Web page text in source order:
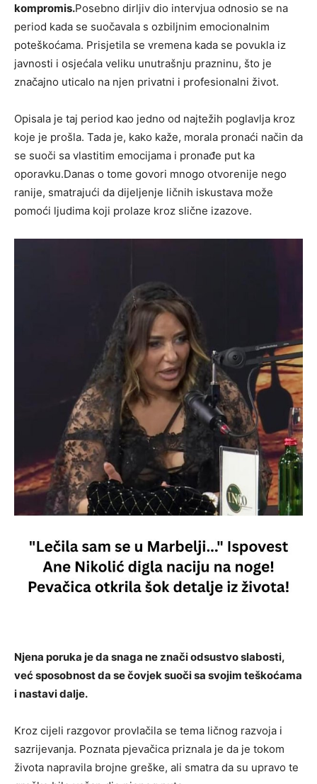
kompromis.Posebno dirljiv dio intervjua odnosio se na
period kada se suočavala s ozbiljnim emocionalnim
poteškoćama. Prisjetila se vremena kada se povukla iz
javnosti i osjećala veliku unutrašnju prazninu, što je
značajno uticalo na njen privatni i profesionalni život.
Opisala je taj period kao jedno od najtežih poglavlja kroz
koje je prošla. Tada je, kako kaže, morala pronaći način da
se suoči sa vlastitim emocijama i pronađe put ka
oporavku.Danas o tome govori mnogo otvorenije nego
ranije, smatrajući da dijeljenje ličnih iskustava može
pomoći ljudima koji prolaze kroz slične izazove.
Njena poruka je da snaga ne znači odsustvo slabosti,
već sposobnost da se čovjek suoči sa svojim teškoćama
i nastavi dalje.
Kroz cijeli razgovor provlačila se tema ličnog razvoja i
sazrijevanja. Poznata pjevačica priznala je da je tokom
života napravila brojne greške, ali smatra da su upravo te